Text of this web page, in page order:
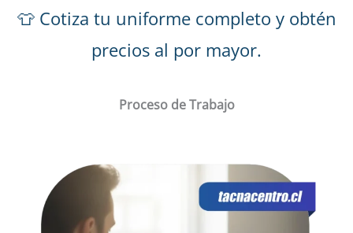
👕 Cotiza tu uniforme completo y obtén
precios al por mayor.
Proceso de Trabajo